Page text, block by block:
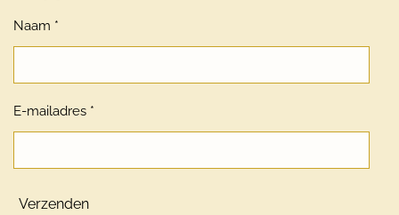
Naam *
E-mailadres *
Verzenden